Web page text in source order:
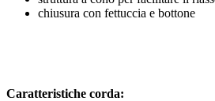
chiusura con fettuccia e bottone
Caratteristiche corda: